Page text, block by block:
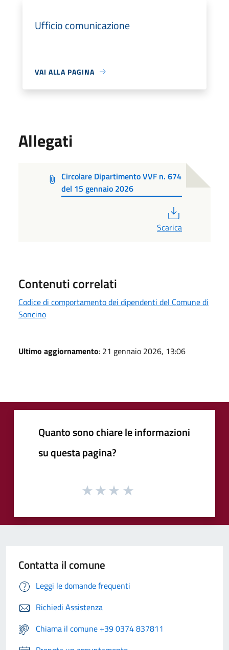
Ufficio comunicazione
VAI ALLA PAGINA
Allegati
Circolare Dipartimento VVF n. 674
del 15 gennaio 2026
Scarica
Contenuti correlati
Codice di comportamento dei dipendenti del Comune di
Soncino
Ultimo aggiornamento: 21 gennaio 2026, 13:06
Quanto sono chiare le informazioni
su questa pagina?
Contatta il comune
Leggi le domande frequenti
Richiedi Assistenza
Chiama il comune +39 0374 837811